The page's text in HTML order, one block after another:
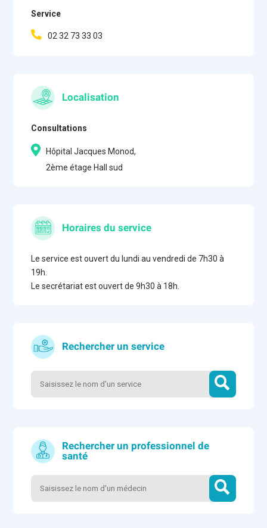
Service
02 32 73 33 03
Localisation
Consultations
Hôpital Jacques Monod,
2ème étage Hall sud
Horaires du service
Le service est ouvert du lundi au vendredi de 7h30 à
19h.
Le secrétariat est ouvert de 9h30 à 18h.
Rechercher un service
Rechercher un professionnel de
santé